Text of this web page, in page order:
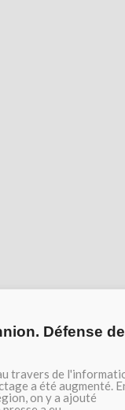
Défense
travers de
a été augmenté.
on y a ajouté